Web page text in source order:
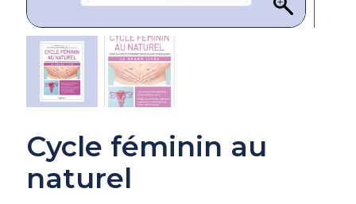
Cycle féminin au
naturel